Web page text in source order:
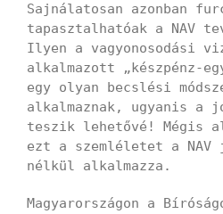
Sajnálatosan azonban
tapasztalhatóak a NAV
Ilyen a vagyonosodási
alkalmazott „készpénz-
egy olyan becslési
alkalmaznak, ugyanis a
teszik lehetővé! Mégis
ezt a szemléletet a NAV
nélkül alkalmazza.
Magyarországon a